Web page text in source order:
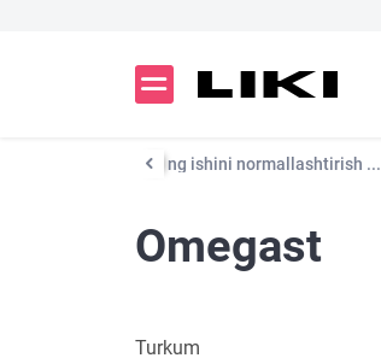
ichak traktining ishini normallashtirish ...
Omegast
Turkum